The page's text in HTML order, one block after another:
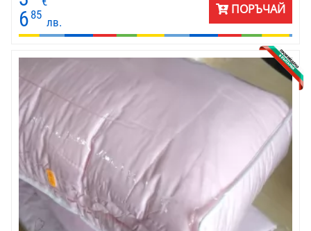
6 85
лв.
ПОРЪЧАЙ